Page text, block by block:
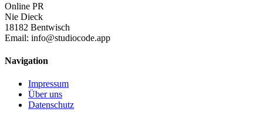
Online PR
Nie Dieck
18182 Bentwisch
Email: info@studiocode.app
Navigation
Impressum
Über uns
Datenschutz